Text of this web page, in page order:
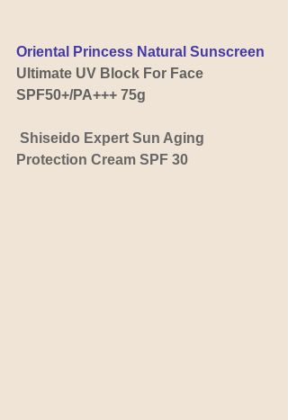
Oriental Princess Natural Sunscreen
Ultimate UV Block For Face
SPF50+/PA+++ 75g
Shiseido Expert Sun Aging
Protection Cream SPF 30